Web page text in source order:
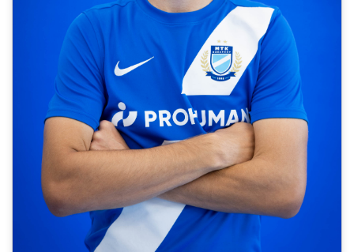
MÉRKŐZÉSEK
GALÉRIA
JELENTKEZÉS
SZURKOLÓI ÉLMÉNYEK
VEZETŐSÉG